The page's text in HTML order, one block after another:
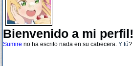
Bienvenido a mi perfil!
Sumire no ha escrito nada en su cabecera. Y tú?